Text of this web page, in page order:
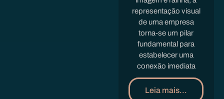
representação visual
de uma empresa
torna-se um pilar
fundamental para
estabelecer uma
conexão imediata
Leia mais...